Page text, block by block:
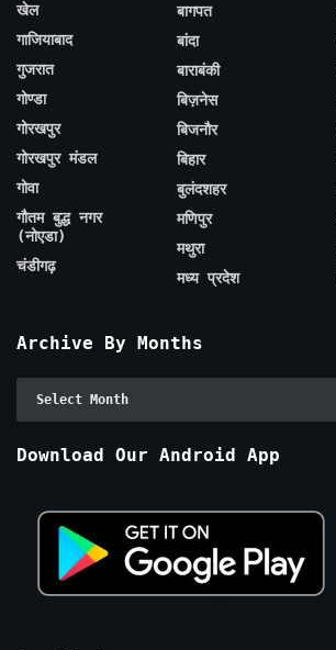
खेल
गाजियाबाद
गुजरात
गोण्डा
गोरखपुर
गोरखपुर मंडल
गोवा
गौतम बुद्ध नगर
(नोएडा)
चंडीगढ़
बागपत
बांदा
बाराबंकी
बिज़नेस
बिजनौर
बिहार
बुलंदशहर
मणिपुर
मथुरा
मध्य प्रदेश
Archive By Months
Archive
Download Our Android App